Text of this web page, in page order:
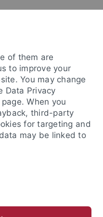
of them are
to improve your
You may change
Data Privacy
When you
third-party
for targeting and
may be linked to